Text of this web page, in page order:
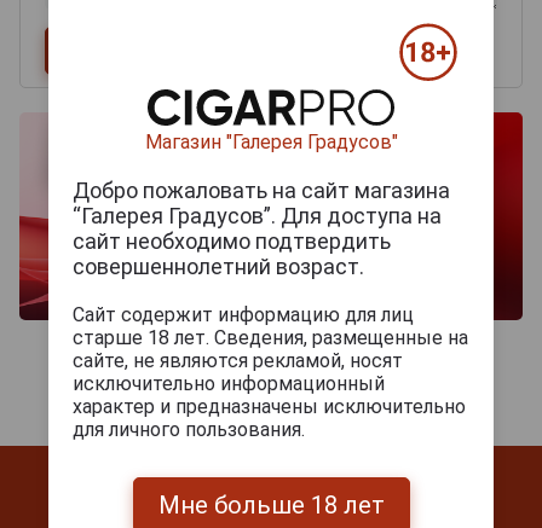
Магазин "Галерея Градусов"
Добро пожаловать на сайт магазина
“Галерея Градусов”. Для доступа на
сайт необходимо подтвердить
совершеннолетний возраст.
Сайт содержит информацию для лиц
старше 18 лет. Сведения, размещенные на
сайте, не являются рекламой, носят
исключительно информационный
характер и предназначены исключительно
для личного пользования.
Мне больше 18 лет